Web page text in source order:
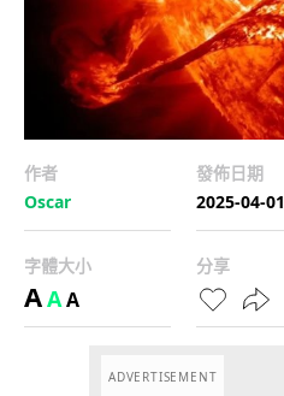
作者
Oscar
發佈日期
2025-04-01
字體大小
AAA
分享
ADVERTISEMENT